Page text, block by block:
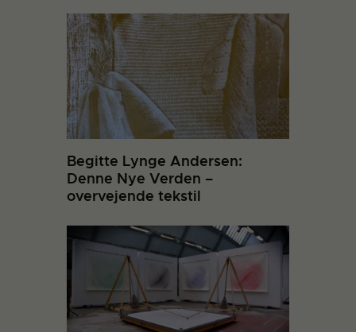
Begitte Lynge Andersen:
Denne Nye Verden –
overvejende tekstil